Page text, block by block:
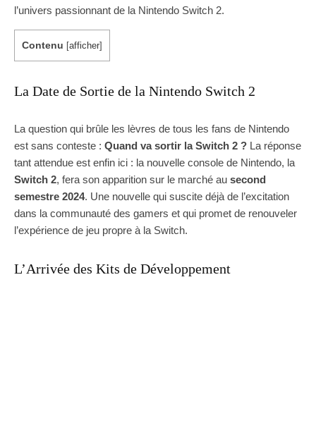
l’univers passionnant de la Nintendo Switch 2.
Contenu [afficher]
La Date de Sortie de la Nintendo Switch 2
La question qui brûle les lèvres de tous les fans de Nintendo
est sans conteste : Quand va sortir la Switch 2 ? La réponse
tant attendue est enfin ici : la nouvelle console de Nintendo, la
Switch 2, fera son apparition sur le marché au second
semestre 2024. Une nouvelle qui suscite déjà de l’excitation
dans la communauté des gamers et qui promet de renouveler
l’expérience de jeu propre à la Switch.
L’Arrivée des Kits de Développement